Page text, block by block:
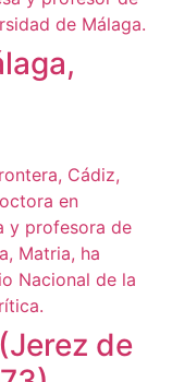
de